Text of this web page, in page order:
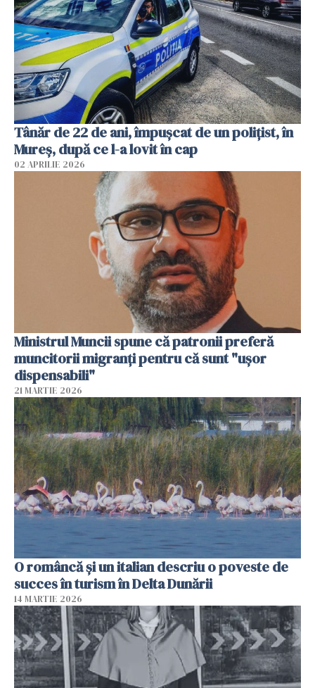
Tânăr de 22 de ani, împușcat de un polițist, în
Mureș, după ce l-a lovit în cap
02 APRILIE 2026
Ministrul Muncii spune că patronii preferă
muncitorii migranți pentru că sunt "uşor
dispensabili"
21 MARTIE 2026
O româncă și un italian descriu o poveste de
succes în turism în Delta Dunării
14 MARTIE 2026